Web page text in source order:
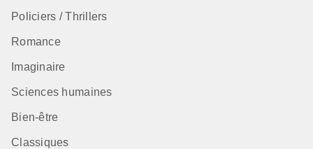
Policiers / Thrillers
Romance
Imaginaire
Sciences humaines
Bien-être
Classiques